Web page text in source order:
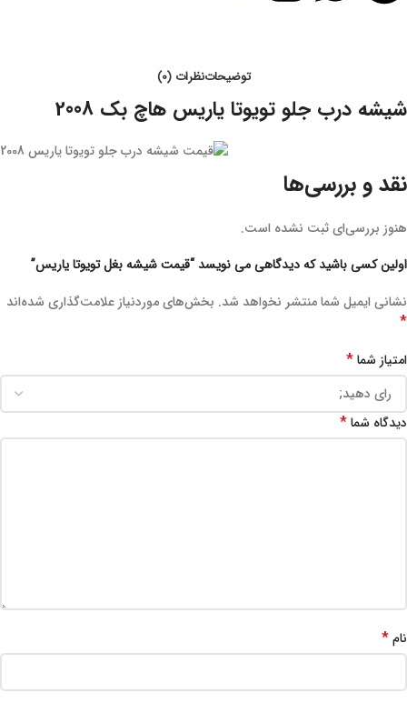
توضیحاتنظرات (0)
شیشه درب جلو تویوتا یاریس هاچ بک 2008
نقد و بررسی‌ها
هنوز بررسی‌ای ثبت نشده است.
اولین کسی باشید که دیدگاهی می نویسد “قیمت شیشه بغل تویوتا یاریس”
نشانی ایمیل شما منتشر نخواهد شد. بخش‌های موردنیاز علامت‌گذاری شده‌اند
*
امتیاز شما*
دیدگاه شما*
نام*